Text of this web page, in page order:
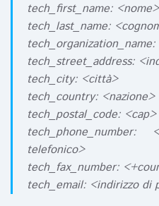
tech_first_name: <nome>
tech_last_name:
tech_street_address:
tech_city: <città>
tech_country: <nazione>
tech_postal_code: <cap>
tech_phone_number:
telefonico>
tech_fax_number:
tech_email: <indirizzo di